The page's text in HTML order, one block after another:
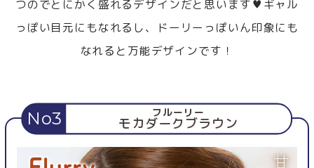
つのでとにかく盛れるデザインだと思います♥ギャル
っぽい目元にもなれるし、ドーリーっぽいん印象にも
なれると万能デザインです！
No3 フルーリー
モカダークブラウン